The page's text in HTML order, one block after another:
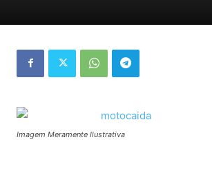
Imagem Meramente Ilustrativa